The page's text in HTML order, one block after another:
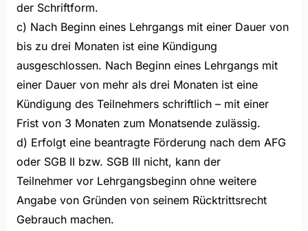
der Schriftform.
c) Nach Beginn eines Lehrgangs mit einer Dauer von
bis zu drei Monaten ist eine Kündigung
ausgeschlossen. Nach Beginn eines Lehrgangs mit
einer Dauer von mehr als drei Monaten ist eine
Kündigung des Teilnehmers schriftlich – mit einer
Frist von 3 Monaten zum Monatsende zulässig.
d) Erfolgt eine beantragte Förderung nach dem AFG
oder SGB II bzw. SGB III nicht, kann der
Teilnehmer vor Lehrgangsbeginn ohne weitere
Angabe von Gründen von seinem Rücktrittsrecht
Gebrauch machen.